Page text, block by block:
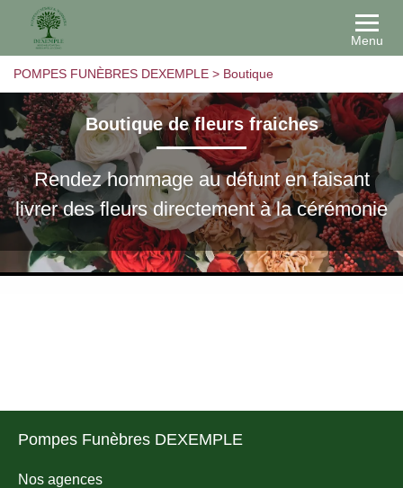
Menu
POMPES FUNÈBRES DEXEMPLE > Boutique
Boutique de fleurs fraiches
Rendez hommage au défunt en faisant
livrer des fleurs directement à la cérémonie
Pompes Funèbres DEXEMPLE
Nos agences